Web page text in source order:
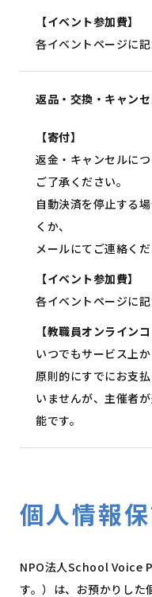
【イベント参加費】
各イベントページに
返品・交換・ キャン
【寄付】
返金・キャンセルに
ご了承ください。
自動決済を停止する
くか、
メールにてご連絡くだ
【イベント参加費】
各イベントページに
【教職員オンライン
いつでもサービス上
原則的にすでにお支
いませんが、主催者
能です。
個人情報
NPO法人School Voice
す。）は、お預かりした